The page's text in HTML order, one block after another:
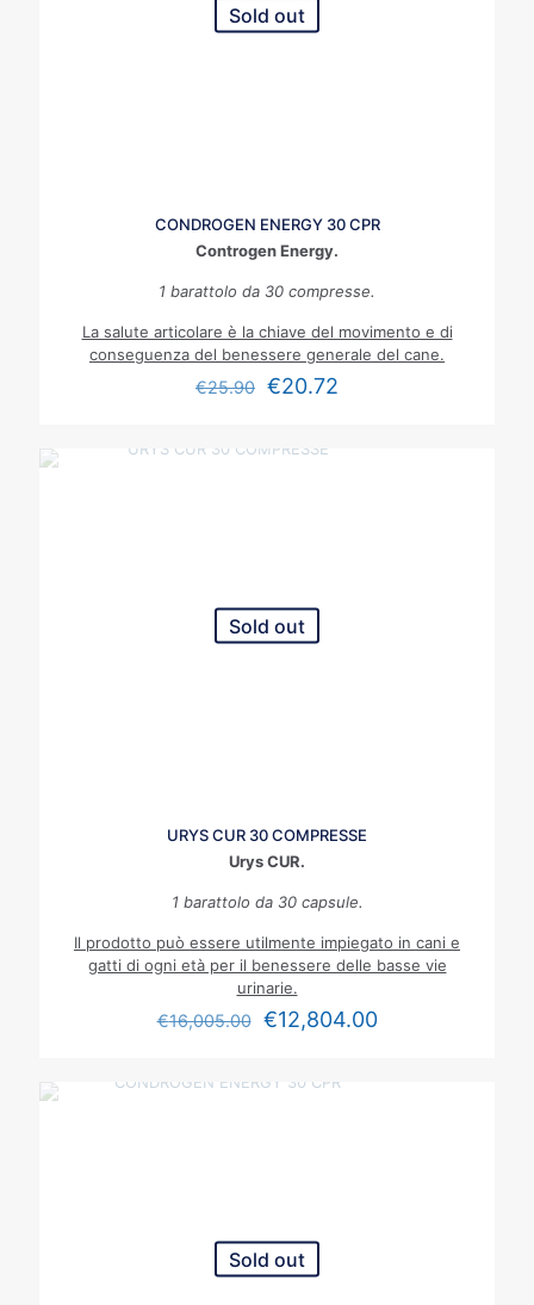
Sold out
CONDROGEN ENERGY 30 CPR
Controgen Energy.
1 barattolo da 30 compresse.
La salute articolare è la chiave del movimento e di
conseguenza del benessere generale del cane.
€25.90 €20.72
Sold out
URYS CUR 30 COMPRESSE
Urys CUR.
1 barattolo da 30 capsule.
Il prodotto può essere utilmente impiegato in cani e
gatti di ogni età per il benessere delle basse vie
urinarie.
€16,005.00 €12,804.00
Sold out